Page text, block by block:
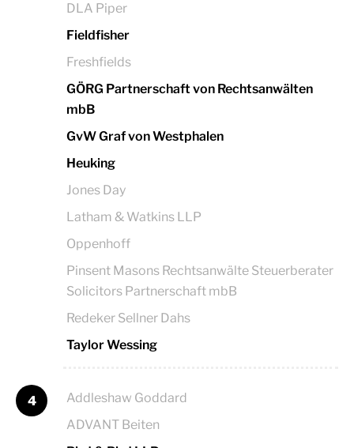
DLA Piper
Fieldfisher
Freshfields
GÖRG Partnerschaft von Rechtsanwälten
mbB
GvW Graf von Westphalen
Heuking
Jones Day
Latham & Watkins LLP
Oppenhoff
Pinsent Masons Rechtsanwälte Steuerberater
Solicitors Partnerschaft mbB
Redeker Sellner Dahs
Taylor Wessing
4
Addleshaw Goddard
ADVANT Beiten